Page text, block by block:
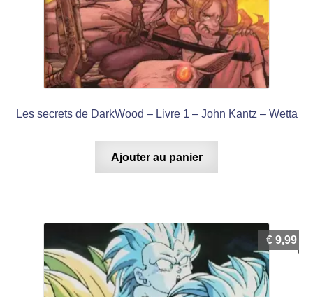
Les secrets de DarkWood – Livre 1 – John Kantz – Wetta
Ajouter au panier
€ 9,99